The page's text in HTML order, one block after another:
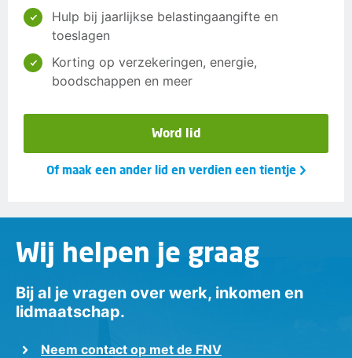
Hulp bij jaarlijkse belastingaangifte en
toeslagen
Korting op verzekeringen, energie,
boodschappen en meer
Word lid
Of maak een ander lid en verdien een tientje
Wij helpen je graag
Bij al je vragen over werk, inkomen en
lidmaatschap.
Neem contact op met de FNV